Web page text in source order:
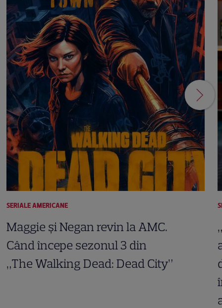
SERIALE AMERICANE
Maggie și Negan revin la AMC.
Când începe sezonul 3 din
„The Walking Dead: Dead City”